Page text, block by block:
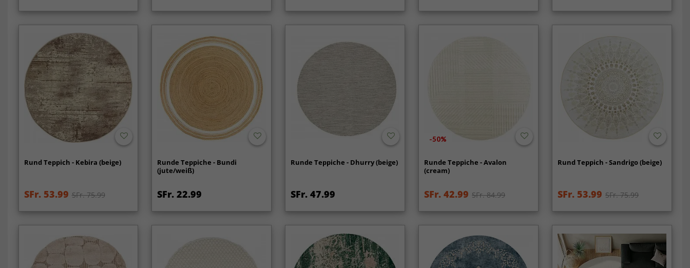
Rund Teppich - Kebira (beige)
SFr. 53.99 SFr. 75.99
Runde Teppiche - Bundi
(jute/weiß)
SFr. 22.99
Runde Teppiche - Dhurry (beige)
SFr. 47.99
-50%
Runde Teppiche - Avalon
(cream)
SFr. 42.99 SFr. 84.99
Rund Teppich - Sandrigo (beige)
SFr. 53.99 SFr. 75.99